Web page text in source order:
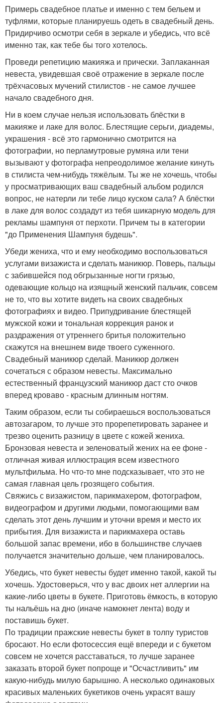
Примерь свадебное платье и именно с тем бельем и
туфлями, которые планируешь одеть в свадебный день.
Придирчиво осмотри себя в зеркале и убедись, что всё
именно так, как тебе бы того хотелось.
Проведи репетицию макияжа и прически. Заплаканная
невеста, увидевшая своё отражение в зеркале после
трёхчасовых мучений стилистов - не самое лучшее
начало свадебного дня.
Ни в коем случае нельзя использовать блёстки в
макияже и лаке для волос. Блестящие серьги, диадемы,
украшения - всё это гармонично смотрится на
фотографии, но перламутровые румяна или тени
вызывают у фотографа непреодолимое желание кинуть
в стилиста чем-нибудь тяжёлым. Ты же не хочешь, чтобы
у просматривающих ваш свадебный альбом родился
вопрос, не натерли ли тебе лицо куском сала? А блёстки
в лаке для волос создадут из тебя шикарную модель для
рекламы шампуня от перхоти. Причем ты в категории
"до Применения Шампуня будешь".
Убеди жениха, что и ему необходимо воспользоваться
услугами визажиста и сделать маникюр. Поверь, пальцы
с забившейся под обгрызанные ногти грязью,
одевающие кольцо на изящный женский пальчик, совсем
не то, что вы хотите видеть на своих свадебных
фотографиях и видео. Припудривание блестящей
мужской кожи и тональная коррекция ранок и
раздражения от утреннего бритья положительно
скажутся на внешнем виде твоего суженного.
Свадебный маникюр сделай. Маникюр должен
сочетаться с образом невесты. Максимально
естественный французский маникюр даст сто очков
вперед кроваво - красным длинным ногтям.
Таким образом, если ты собираешься воспользоваться
автозагаром, то лучше это прорепетировать заранее и
трезво оценить разницу в цвете с кожей жениха.
Бронзовая невеста и зеленоватый жених на ее фоне -
отличная живая иллюстрация всем известного
мультфильма. Но что-то мне подсказывает, что это не
самая главная цель грозящего события.
Свяжись с визажистом, парикмахером, фотографом,
видеографом и другими людьми, помогающими вам
сделать этот день лучшим и уточни время и место их
прибытия. Для визажиста и парикмахера оставь
большой запас времени, ибо в большинстве случаев
получается значительно дольше, чем планировалось.
Убедись, что букет невесты будет именно такой, какой ты
хочешь. Удостоверься, что у вас двоих нет аллергии на
какие-либо цветы в букете. Приготовь ёмкость, в которую
ты нальёшь на дно (иначе намокнет лента) воду и
поставишь букет.
По традиции пражские невесты букет в толпу туристов
бросают. Но если фотосессия ещё впереди и с букетом
совсем не хочется расставаться, то лучше заранее
заказать второй букет попроще и "Осчастливить" им
какую-нибудь милую барышню. А несколько одинаковых
красивых маленьких букетиков очень украсят вашу